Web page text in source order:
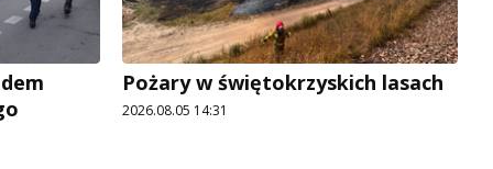
Pożary w świętokrzyskich lasach
2026.08.05 14:31